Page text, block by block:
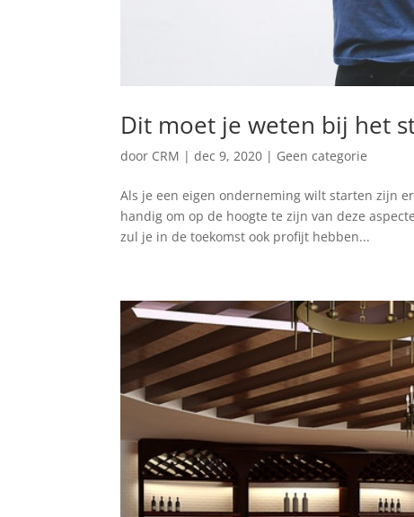
Dit moet je weten bij het
door CRM |dec 9, 2020 | Geen categorie
Als je een eigen onderneming wilt starten zijn
handig om op de hoogte te zijn van deze
zul je in de toekomst ook profijt hebben...